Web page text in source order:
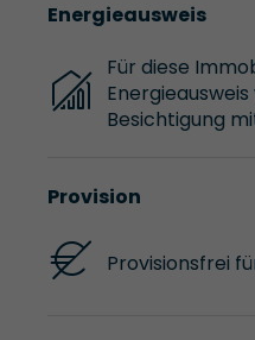
Energieausweis
Für diese
Besichtigung
Provision
Provisionsfrei